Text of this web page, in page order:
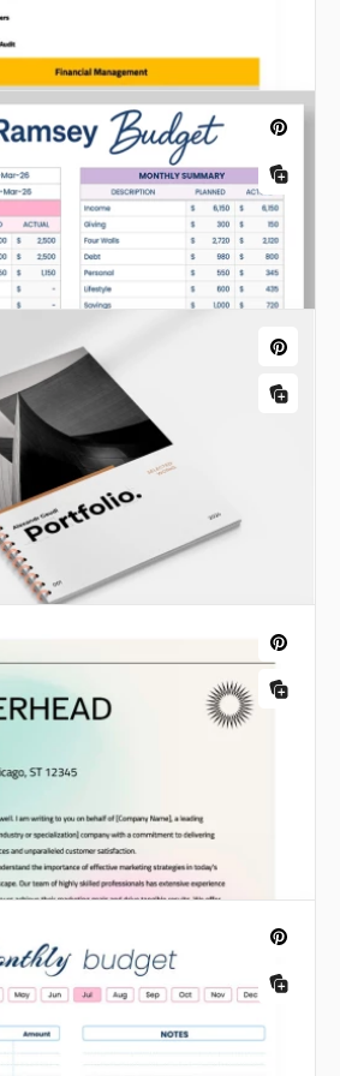
Harvard
per i professionisti che
il nostro Modello di CV di
di una documentazione di
la revisione contabile
strutturale giallo.